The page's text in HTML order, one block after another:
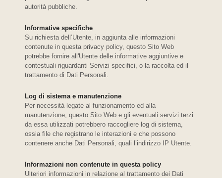
autorità pubbliche.
Informative specifiche
Su richiesta dell’Utente, in aggiunta alle informazioni
contenute in questa privacy policy, questo Sito Web
potrebbe fornire all'Utente delle informative aggiuntive e
contestuali riguardanti Servizi specifici, o la raccolta ed il
trattamento di Dati Personali.
Log di sistema e manutenzione
Per necessità legate al funzionamento ed alla
manutenzione, questo Sito Web e gli eventuali servizi terzi
da essa utilizzati potrebbero raccogliere log di sistema,
ossia file che registrano le interazioni e che possono
contenere anche Dati Personali, quali l’indirizzo IP Utente.
Informazioni non contenute in questa policy
Ulteriori informazioni in relazione al trattamento dei Dati